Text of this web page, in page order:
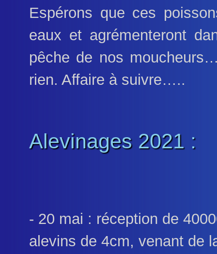
Espérons que ces
eaux et agrémenteront
pêche de nos
rien. Affaire à suivre…..
Alevinages 2021 :
- 20 mai : réception de
alevins de 4cm, venant de